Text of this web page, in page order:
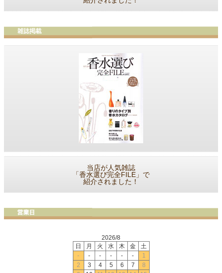
当店が人気雑誌
「香水選び完全FILE」で
紹介されました！
2026/8
日
月 火 水 木 金
土
-
- - - - -
1
2
3 4 5 6 7
8